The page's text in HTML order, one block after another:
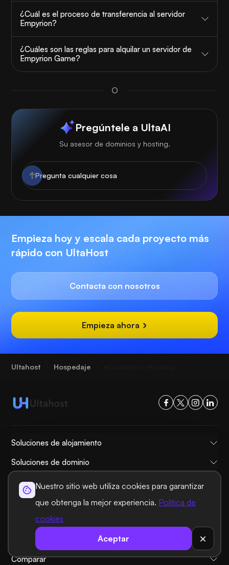
Nuestro sitio web utiliza cookies para garantizar
que obtenga la mejor experiencia. Política de
cookies
Aceptar
¿Cuál es el proceso de transferencia al servidor
Empyrion?
¿Cuáles son las reglas para alquilar un servidor de
Empyrion Game?
O
Pregúntele a UltaAI
Su asesor de dominios y hosting.
Empieza hoy y escala cada proyecto más
rápido con UltaHost
Contacta con nosotros
Empieza ahora
Ultahost Hospedaje
Soluciones de alojamiento
Soluciones de dominio
Información
AYUDA
Servicios de hosting
Comparar